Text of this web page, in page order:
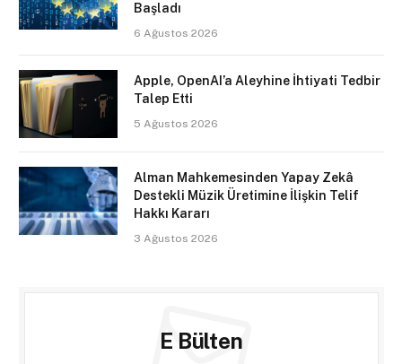
Başladı
6 Ağustos 2026
Apple, OpenAI’a Aleyhine İhtiyati Tedbir
Talep Etti
5 Ağustos 2026
Alman Mahkemesinden Yapay Zekâ
Destekli Müzik Üretimine İlişkin Telif
Hakkı Kararı
3 Ağustos 2026
E Bülten